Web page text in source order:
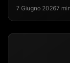
7 Giugno 20267